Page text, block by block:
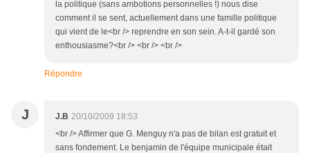
la politique (sans ambotions personnelles !) nous dise
comment il se sent, actuellement dans une famille politique
qui vient de le<br /> reprendre en son sein. A-t-il gardé son
enthousiasme?<br /> <br /> <br />
Répondre
J J.B 20/10/2009 18:53
<br /> Affirmer que G. Menguy n'a pas de bilan est gratuit et
sans fondement. Le benjamin de l'équipe municipale était